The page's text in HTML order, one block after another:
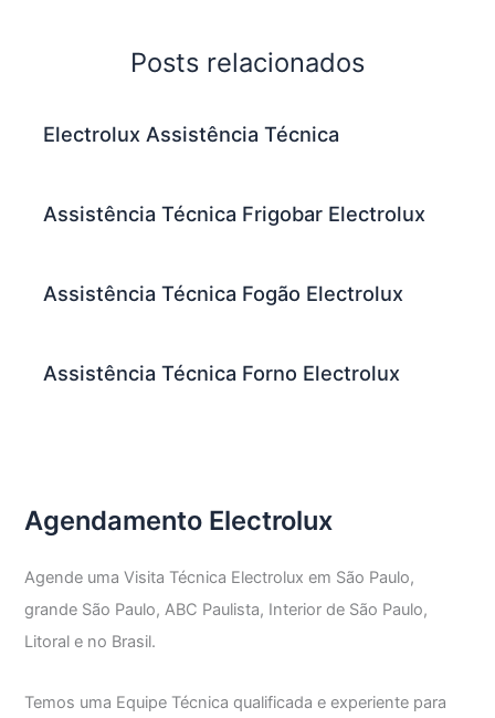
Posts relacionados
Electrolux Assistência Técnica
Assistência Técnica Frigobar Electrolux
Assistência Técnica Fogão Electrolux
Assistência Técnica Forno Electrolux
Agendamento Electrolux
Agende uma Visita Técnica Electrolux em São Paulo,
grande São Paulo, ABC Paulista, Interior de São Paulo,
Litoral e no Brasil.
Temos uma Equipe Técnica qualificada e experiente para